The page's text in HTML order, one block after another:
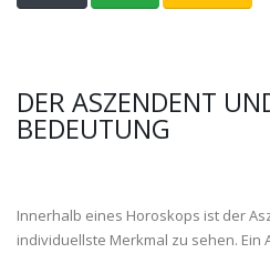
DER ASZENDENT
BEDEUTUNG
Innerhalb eines Horoskops ist der
individuellste Merkmal zu sehen. Ein